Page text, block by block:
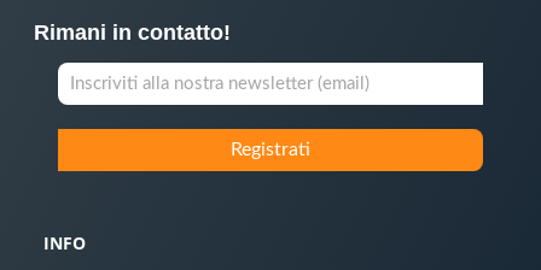
Rimani in contatto!
INFO